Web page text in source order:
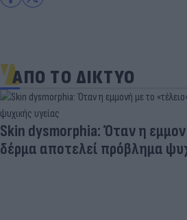
ΑΠΟ ΤΟ ΔΙΚΤΥΟ
Skin dysmorphia: Όταν η
δέρμα αποτελεί πρόβλημα